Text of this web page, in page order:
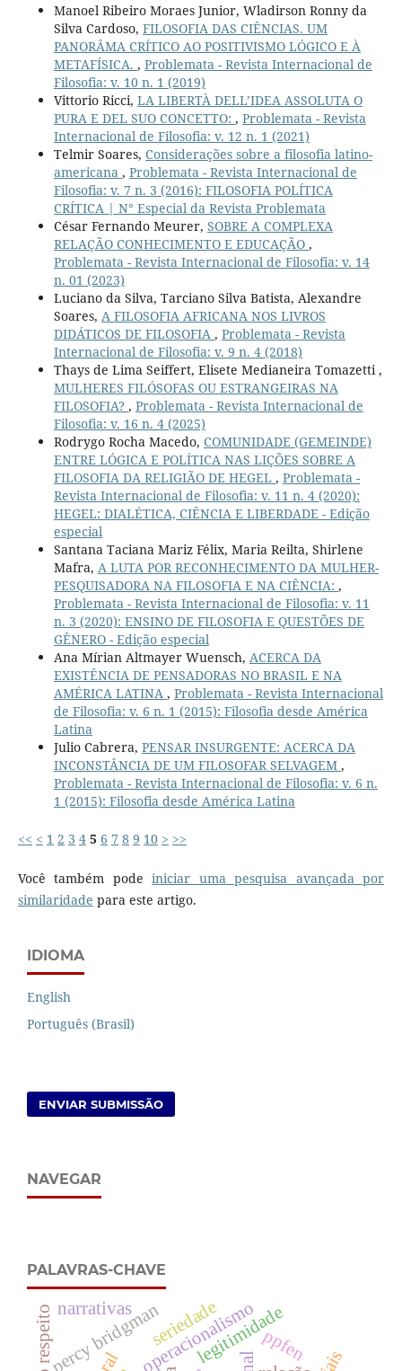
Manoel Ribeiro Moraes Junior, Wladirson Ronny da
Silva Cardoso, FILOSOFIA DAS CIÊNCIAS. UM
PANORÂMA CRÍTICO AO POSITIVISMO LÓGICO E À
METAFÍSICA. , Problemata - Revista Internacional de
Filosofia: v. 10 n. 1 (2019)
Vittorio Ricci, LA LIBERTÀ DELL’IDEA ASSOLUTA O
PURA E DEL SUO CONCETTO: , Problemata - Revista
Internacional de Filosofia: v. 12 n. 1 (2021)
Telmir Soares, Considerações sobre a filosofia latino-
americana , Problemata - Revista Internacional de
Filosofia: v. 7 n. 3 (2016): FILOSOFIA POLÍTICA
CRÍTICA | N° Especial da Revista Problemata
César Fernando Meurer, SOBRE A COMPLEXA
RELAÇÃO CONHECIMENTO E EDUCAÇÃO ,
Problemata - Revista Internacional de Filosofia: v. 14
n. 01 (2023)
Luciano da Silva, Tarciano Silva Batista, Alexandre
Soares, A FILOSOFIA AFRICANA NOS LIVROS
DIDÁTICOS DE FILOSOFIA , Problemata - Revista
Internacional de Filosofia: v. 9 n. 4 (2018)
Thays de Lima Seiffert, Elisete Medianeira Tomazetti ,
MULHERES FILÓSOFAS OU ESTRANGEIRAS NA
FILOSOFIA? , Problemata - Revista Internacional de
Filosofia: v. 16 n. 4 (2025)
Rodrygo Rocha Macedo, COMUNIDADE (GEMEINDE)
ENTRE LÓGICA E POLÍTICA NAS LIÇÕES SOBRE A
FILOSOFIA DA RELIGIÃO DE HEGEL , Problemata -
Revista Internacional de Filosofia: v. 11 n. 4 (2020):
HEGEL: DIALÉTICA, CIÊNCIA E LIBERDADE - Edição
especial
Santana Taciana Mariz Félix, Maria Reilta, Shirlene
Mafra, A LUTA POR RECONHECIMENTO DA MULHER-
PESQUISADORA NA FILOSOFIA E NA CIÊNCIA: ,
Problemata - Revista Internacional de Filosofia: v. 11
n. 3 (2020): ENSINO DE FILOSOFIA E QUESTÕES DE
GÊNERO - Edição especial
Ana Mírian Altmayer Wuensch, ACERCA DA
EXISTÊNCIA DE PENSADORAS NO BRASIL E NA
AMÉRICA LATINA , Problemata - Revista Internacional
de Filosofia: v. 6 n. 1 (2015): Filosofia desde América
Latina
Julio Cabrera, PENSAR INSURGENTE: ACERCA DA
INCONSTÂNCIA DE UM FILOSOFAR SELVAGEM ,
Problemata - Revista Internacional de Filosofia: v. 6 n.
1 (2015): Filosofia desde América Latina
<< < 1 2 3 4 5 6 7 8 9 10 > >>
Você também podeiniciar uma pesquisa avançada por
similaridade para este artigo.
IDIOMA
English
Português (Brasil)
ENVIAR SUBMISSÃO
NAVEGAR
PALAVRAS-CHAVE
operacionalismo
percy bridgman legitimidade
seriedade ppfen
narrativas